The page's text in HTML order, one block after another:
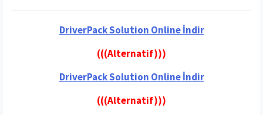
DriverPack Solution Online İndir
(((Alternatif)))
DriverPack Solution Online İndir
(((Alternatif)))